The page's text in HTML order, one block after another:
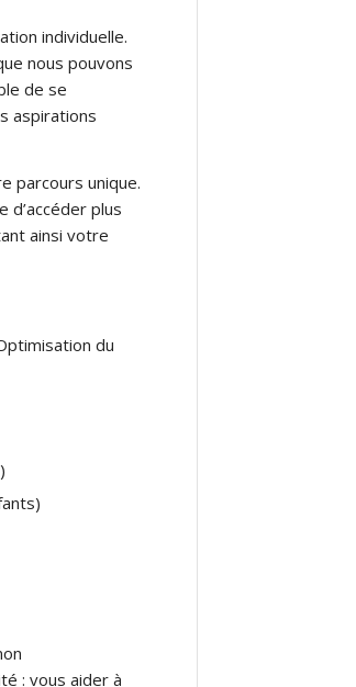
individuelle.
nous pouvons
de se
aspirations
parcours unique.
d’accéder plus
ainsi votre
du
: vous aider à